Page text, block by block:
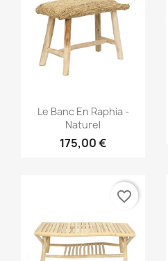
Aperçu rapide
Le Banc En Raphia -
Naturel
175,00 €
favorite_border